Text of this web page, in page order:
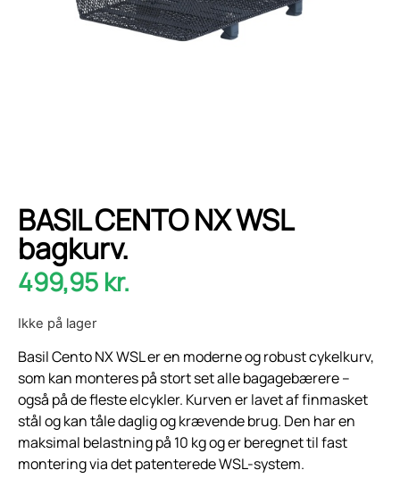
BASIL CENTO NX WSL
bagkurv.
499,95 kr.
Ikke på lager
Basil Cento NX WSL er en moderne og robust cykelkurv,
som kan monteres på stort set alle bagagebærere –
også på de fleste elcykler. Kurven er lavet af finmasket
stål og kan tåle daglig og krævende brug. Den har en
maksimal belastning på 10 kg og er beregnet til fast
montering via det patenterede WSL-system.